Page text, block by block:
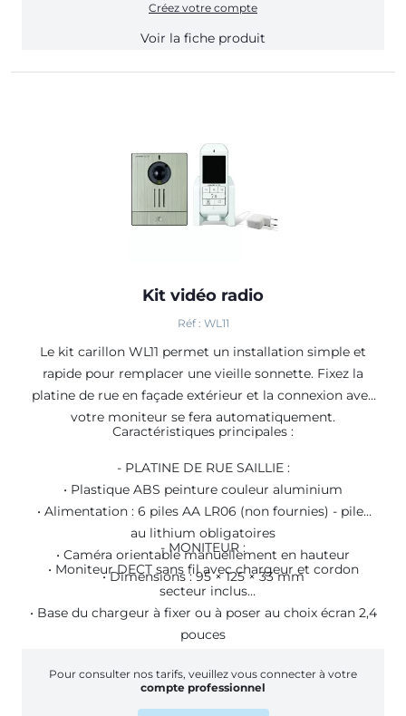
Créez votre compte
Voir la fiche produit
Kit vidéo radio
Réf : WL11
Le kit carillon WL11 permet un installation simple et
rapide pour remplacer une vieille sonnette. Fixez la
platine de rue en façade extérieur et la connexion avec
votre moniteur se fera automatiquement.
Caractéristiques principales :
- PLATINE DE RUE SAILLIE :
• Plastique ABS peinture couleur aluminium
• Alimentation : 6 piles AA LR06 (non fournies) - piles
au lithium obligatoires
• Caméra orientable manuellement en hauteur
• Dimensions : 95 × 125 × 33 mm
- MONITEUR :
• Moniteur DECT sans fil avec chargeur et cordon
secteur inclus
• Base du chargeur à fixer ou à poser au choix écran 2,4
pouces
• Ajustement de l'écran (mode paysage angle de vue
110° ou portrait)
Pour consulter nos tarifs, veuillez vous connecter à votre
compte professionnel